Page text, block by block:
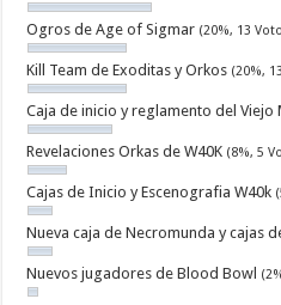
Ogros de Age of Sigmar (20%, 13
Kill Team de Exoditas y Orkos (20%,
Caja de inicio y reglamento del Viejo
Revelaciones Orkas de W40K (8%, 5
Cajas de Inicio y Escenografia W40k
Nueva caja de Necromunda y cajas
Nuevos jugadores de Blood Bowl